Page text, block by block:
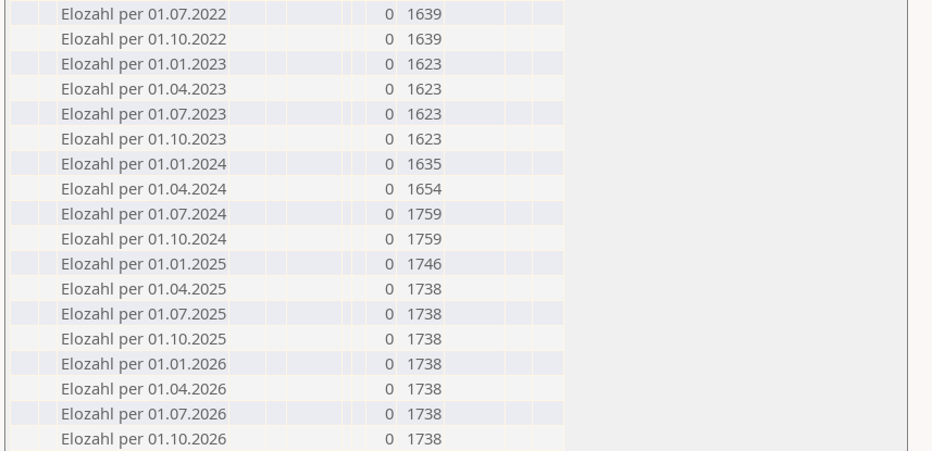
Elozahl per 01.07.2022
0
1639
Elozahl per 01.10.2022
0
1639
Elozahl per 01.01.2023
0
1623
Elozahl per 01.04.2023
0
1623
Elozahl per 01.07.2023
0
1623
Elozahl per 01.10.2023
0
1623
Elozahl per 01.01.2024
0
1635
Elozahl per 01.04.2024
0
1654
Elozahl per 01.07.2024
0
1759
Elozahl per 01.10.2024
0
1759
Elozahl per 01.01.2025
0
1746
Elozahl per 01.04.2025
0
1738
Elozahl per 01.07.2025
0
1738
Elozahl per 01.10.2025
0
1738
Elozahl per 01.01.2026
0
1738
Elozahl per 01.04.2026
0
1738
Elozahl per 01.07.2026
0
1738
Elozahl per 01.10.2026
0 1738